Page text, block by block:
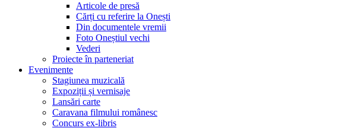
Articole de presă
Cărți cu referire la Onești
Din documentele vremii
Foto Oneștiul vechi
Vederi
Proiecte în parteneriat
Evenimente
Stagiunea muzicală
Expoziții și vernisaje
Lansări carte
Caravana filmului românesc
Concurs ex-libris